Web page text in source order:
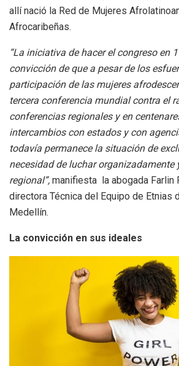
allí nació la Red de Mujeres
Afrocaribeñas.
“La iniciativa de hacer el congreso en
convicción de que a pesar de los
participación de las mujeres
tercera conferencia mundial contra el
conferencias regionales y en
intercambios con estados y con
todavía permanece la situación de
necesidad de luchar organizadamente
regional”, manifiesta la abogada Farlin
directora Técnica del Equipo de Etnias
Medellín.
La convicción en sus ideales